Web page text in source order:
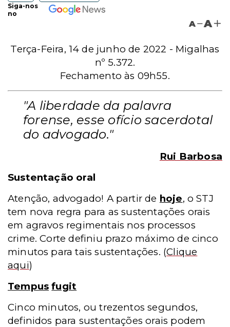
Siga-nos
no
A A
Terça-Feira, 14 de junho de 2022 - Migalhas
nº 5.372.
Fechamento às 09h55.
"A liberdade da palavra
forense, esse ofício sacerdotal
do advogado."
Rui Barbosa
Sustentação oral
Atenção, advogado! A partir de hoje, o STJ
tem nova regra para as sustentações orais
em agravos regimentais nos processos
crime. Corte definiu prazo máximo de cinco
minutos para tais sustentações. (Clique
aqui)
Tempus fugit
Cinco minutos, ou trezentos segundos,
definidos para sustentações orais podem